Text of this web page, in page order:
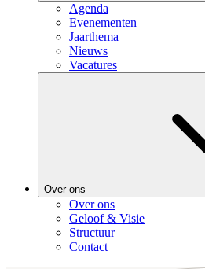
Agenda
Evenementen
Jaarthema
Nieuws
Vacatures
Over ons
Over ons
Geloof & Visie
Structuur
Contact